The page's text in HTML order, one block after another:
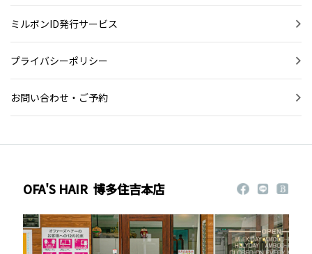
ミルボンID発行サービス
プライバシーポリシー
お問い合わせ・ご予約
OFA'S HAIR 博多住吉本店